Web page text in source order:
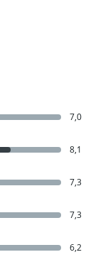
7,0
8,1
7,3
7,3
6,2